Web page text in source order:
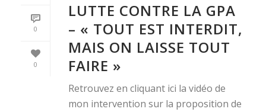
0
0
LUTTE CONTRE LA GPA
– « TOUT EST INTERDIT,
MAIS ON LAISSE TOUT
FAIRE »
Retrouvez en cliquant ici la vidéo de
mon intervention sur la proposition de